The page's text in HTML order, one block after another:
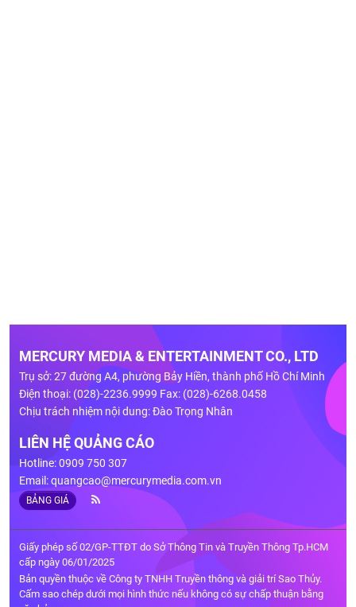
MERCURY MEDIA & ENTERTAINMENT CO., LTD
Trụ sở: 27 đường A4, phường Bảy Hiền, thành phố Hồ Chí Minh
Điện thoại: (028)-2236.9999 Fax: (028)-6268.0458
Chịu trách nhiệm nội dung: Đào Trọng Nhân
LIÊN HỆ QUẢNG CÁO
Hotline: 0909 750 307
Email:quangcao@mercurymedia.com.vn
BẢNG GIÁ
Giấy phép số 02/GP-TTĐT do Sở Thông Tin và Truyền Thông Tp.HCM
cấp ngày 06/01/2025
Bản quyền thuộc về Công ty TNHH Truyền thông và giải trí Sao Thủy.
Cấm sao chép dưới mọi hình thức nếu không có sự chấp thuận bằng